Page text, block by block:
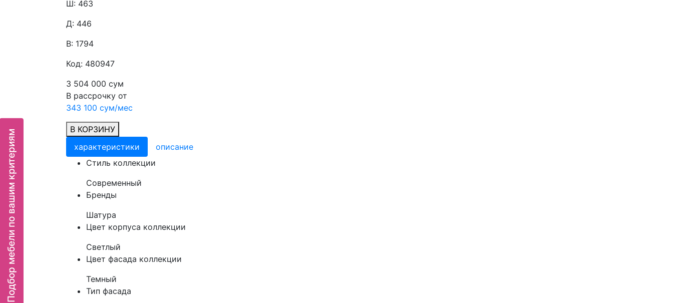
Ш: 463
Д: 446
В: 1794
Код: 480947
3 504 000 сум
В рассрочку от
343 100 сум/мес
В КОРЗИНУ
характеристики
описание
Cтиль коллекции
Современный
Бренды
Шатура
Цвет корпуса коллекции
Светлый
Цвет фасада коллекции
Темный
Тип фасада
Подбор мебели по вашим критериям